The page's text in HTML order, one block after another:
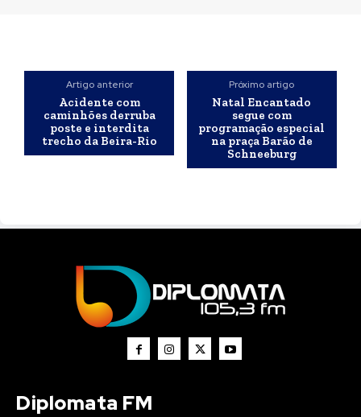
Artigo anterior
Acidente com
caminhões derruba
poste e interdita
trecho da Beira-Rio
Próximo artigo
Natal Encantado
segue com
programação especial
na praça Barão de
Schneeburg
Diplomata FM